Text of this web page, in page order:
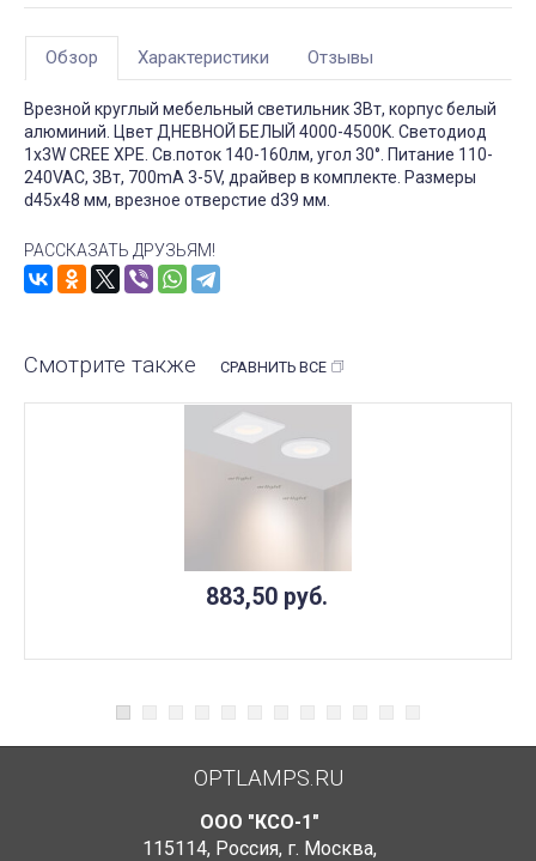
Обзор Характеристики Отзывы
Врезной круглый мебельный светильник 3Вт, корпус белый
алюминий. Цвет ДНЕВНОЙ БЕЛЫЙ 4000-4500K. Светодиод
1х3W CREE XPE. Св.поток 140-160лм, угол 30°. Питание 110-
240VAC, 3Вт, 700mA 3-5V, драйвер в комплекте. Размеры
d45x48 мм, врезное отверстие d39 мм.
РАССКАЗАТЬ ДРУЗЬЯМ!
Смотрите также СРАВНИТЬ ВСЕ
883,50 руб.
OPTLAMPS.RU
ООО "КСО-1"
115114, Россия, г. Москва,